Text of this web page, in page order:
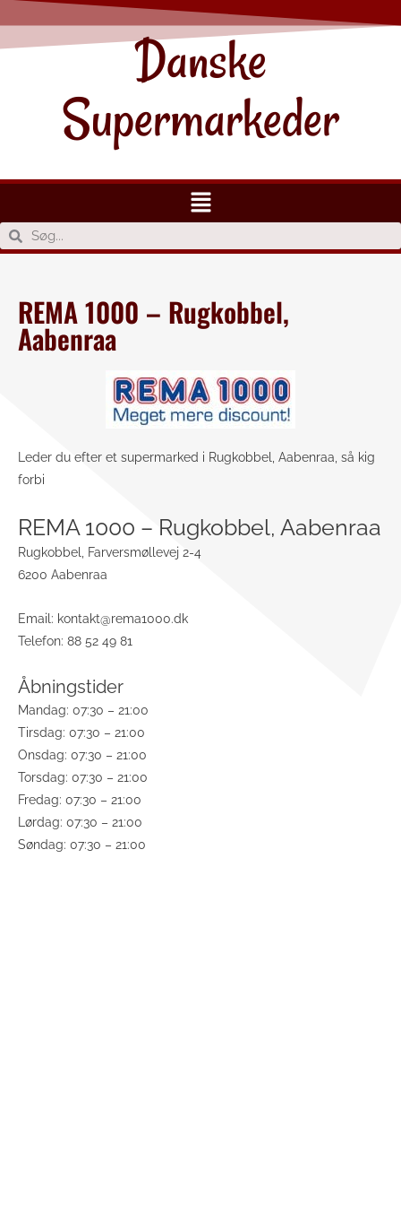
Danske
Supermarkeder
REMA 1000 – Rugkobbel,
Aabenraa
Leder du efter et supermarked i Rugkobbel, Aabenraa, så kig
forbi
REMA 1000 – Rugkobbel, Aabenraa
Rugkobbel, Farversmøllevej 2-4
6200 Aabenraa
Email: kontakt@rema1000.dk
Telefon: 88 52 49 81
Åbningstider
Mandag: 07:30 – 21:00
Tirsdag: 07:30 – 21:00
Onsdag: 07:30 – 21:00
Torsdag: 07:30 – 21:00
Fredag: 07:30 – 21:00
Lørdag: 07:30 – 21:00
Søndag: 07:30 – 21:00